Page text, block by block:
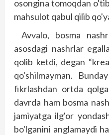
osongina tomoqdan
mahsulot qabul qilib
Avvalo, bosma
asosdagi nashrlar
qolib ketdi, degan
qo'shilmayman.
fikrlashdan ortda
davrda ham bosma
jamiyatga ilg'or
bo'lganini anglamaydi